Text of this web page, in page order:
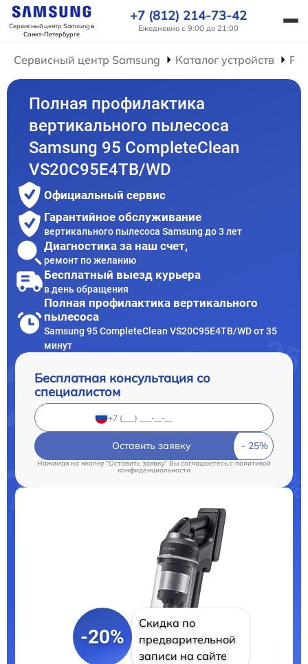
Сервисный центр Samsungв
Санкт-Петербурге
+7 (812) 214-73-42
Ежедневно с 9:00 до 21:00
Сервисный центр Samsung Каталог устройств
Полная профилактика
вертикального пылесоса
Samsung 95 CompleteClean
VS20C95E4TB/WD
Официальный сервис
Гарантийное обслуживание
вертикального пылесоса Samsung до 3 лет
Диагностика за наш счет,
ремонт по желанию
Бесплатный выезд курьера
в день обращения
Полная профилактика вертикального
пылесоса
Samsung 95 CompleteClean VS20C95E4TB/WD от 35
минут
Бесплатная консультация со
специалистом
Оставить заявку
Нажимая на кнопку "Оставить заявку" Вы соглашаетесь c политикой
конфиденциальности
-20%
Скидка по
предварительной
записи на сайте